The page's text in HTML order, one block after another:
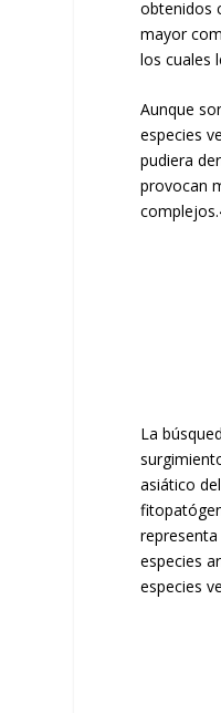
obtenidos
mayor
los cuales
Aunque
especies
pudiera
provocan
complejos.
La
asiático
especies
especies